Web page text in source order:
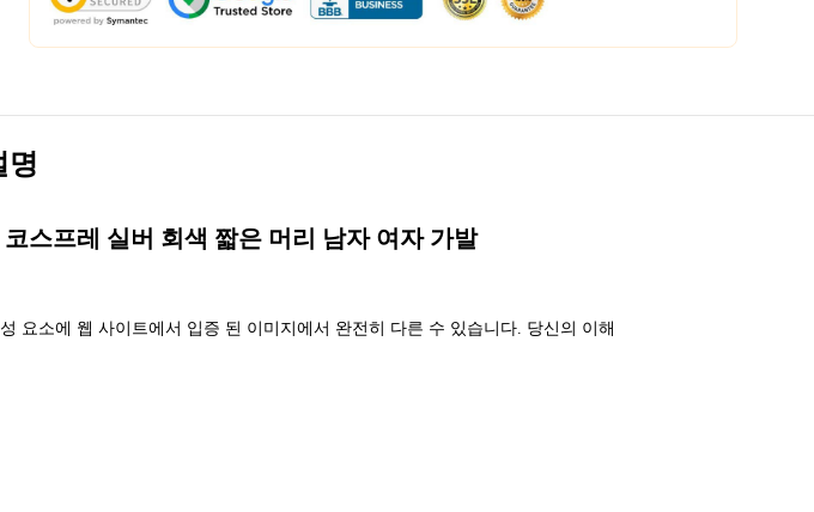
명
스프레 실버 회색 짧은 머리 남자 여자 가발
요소에 웹 사이트에서 입증 된 이미지에서 완전히 다른 수 있습니다. 당신의 이해